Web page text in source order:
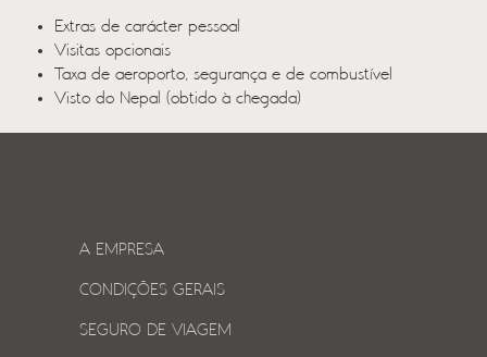
Extras de carácter pessoal
Visitas opcionais
Taxa de aeroporto, segurança e de combustível
Visto do Nepal (obtido à chegada)
A EMPRESA
CONDIÇÕES GERAIS
SEGURO DE VIAGEM